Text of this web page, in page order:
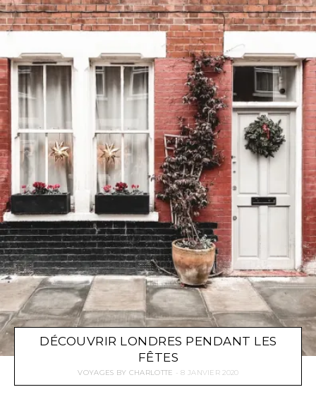
DÉCOUVRIR LONDRES PENDANT LES
FÊTES
VOYAGES BY CHARLOTTE 8 JANVIER 2020